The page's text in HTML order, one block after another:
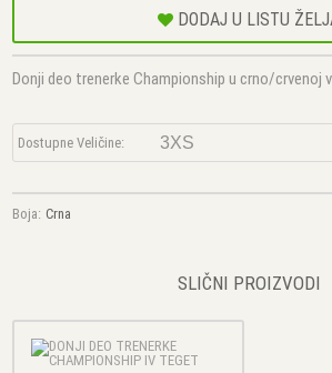
DODAJ U LISTU
Donji deo trenerke Championship u crno/crvenoj
Dostupne Veličine:
Boja: Crna
SLIČNI PROIZVODI